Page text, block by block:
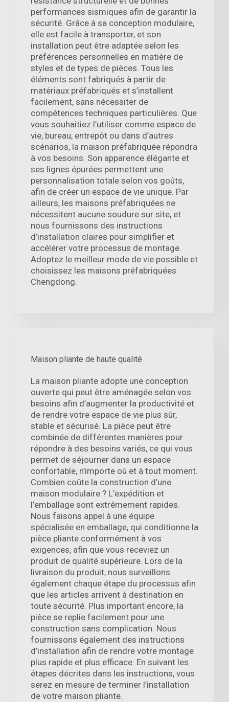
performances sismiques afin de garantir la
sécurité. Grâce à sa conception modulaire,
elle est facile à transporter, et son
installation peut être adaptée selon les
préférences personnelles en matière de
styles et de types de pièces. Tous les
éléments sont fabriqués à partir de
matériaux préfabriqués et s’installent
facilement, sans nécessiter de
compétences techniques particulières. Que
vous souhaitiez l’utiliser comme espace de
vie, bureau, entrepôt ou dans d’autres
scénarios, la maison préfabriquée répondra
à vos besoins. Son apparence élégante et
ses lignes épurées permettent une
personnalisation totale selon vos goûts,
afin de créer un espace de vie unique. Par
ailleurs, les maisons préfabriquées ne
nécessitent aucune soudure sur site, et
nous fournissons des instructions
d’installation claires pour simplifier et
accélérer votre processus de montage.
Adoptez le meilleur mode de vie possible et
choisissez les maisons préfabriquées
Chengdong.
Maison pliante de haute qualité
La maison pliante adopte une conception
ouverte qui peut être aménagée selon vos
besoins afin d’augmenter la productivité et
de rendre votre espace de vie plus sûr,
stable et sécurisé. La pièce peut être
combinée de différentes manières pour
répondre à des besoins variés, ce qui vous
permet de séjourner dans un espace
confortable, n’importe où et à tout moment.
Combien coûte la construction d’une
maison modulaire ? L’expédition et
l’emballage sont extrêmement rapides.
Nous faisons appel à une équipe
spécialisée en emballage, qui conditionne la
pièce pliante conformément à vos
exigences, afin que vous receviez un
produit de qualité supérieure. Lors de la
livraison du produit, nous surveillons
également chaque étape du processus afin
que les articles arrivent à destination en
toute sécurité. Plus important encore, la
pièce se replie facilement pour une
construction sans complication. Nous
fournissons également des instructions
d’installation afin de rendre votre montage
plus rapide et plus efficace. En suivant les
étapes décrites dans les instructions, vous
serez en mesure de terminer l’installation
de votre maison pliante.